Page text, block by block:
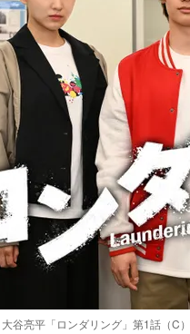
谷亮平「ロンダリング」第1話（C